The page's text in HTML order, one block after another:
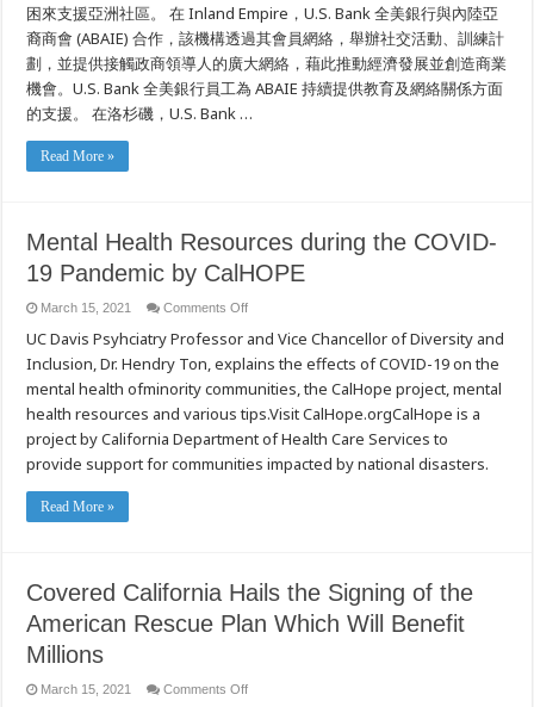
全
慶
祝
新
年。
困來支援亞洲社區。 在 Inland Empire，U.S. Bank 全美銀行與內陸亞
裔商會 (ABAIE) 合作，該機構透過其會員網絡，舉辦社交活動、訓練計
劃，並提供接觸政商領導人的廣大網絡，藉此推動經濟發展並創造商業
機會。U.S. Bank 全美銀行員工為 ABAIE 持續提供教育及網絡關係方面
的支援。 在洛杉磯，U.S. Bank …
Read More »
Mental Health Resources during the COVID-
19 Pandemic by CalHOPE
March 15, 2021 Comments Offon
Health
Resources
during
COVID-
19
Pandemic
by
CalHOPE
UC Davis Psyhciatry Professor and Vice Chancellor of Diversity and
Inclusion, Dr. Hendry Ton, explains the effects of COVID-19 on the
mental health ofminority communities, the CalHope project, mental
health resources and various tips.Visit CalHope.orgCalHope is a
project by California Department of Health Care Services to
provide support for communities impacted by national disasters.
Read More »
Covered California Hails the Signing of the
American Rescue Plan Which Will Benefit
Millions
March 15, 2021 Comments Offon